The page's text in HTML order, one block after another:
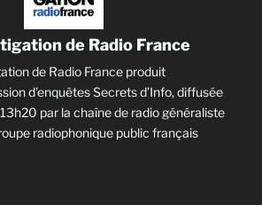
de Radio France
de Radio France produit
d’enquêtes Secrets d’Info, diffusée
par la chaîne de radio généraliste
radiophonique public français